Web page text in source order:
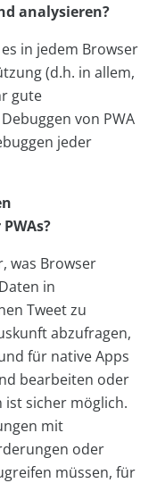
analysieren?
in jedem Browser
(d.h. in allem,
gute
von PWA
jeder
was Browser
in
Tweet zu
abzufragen,
für native Apps
bearbeiten oder
ist sicher möglich.
mit
oder
müssen, für